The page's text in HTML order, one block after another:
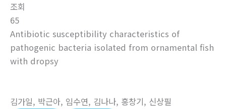
조회
65
Antibiotic susceptibility characteristics of
pathogenic bacteria isolated from ornamental fish
with dropsy
김가일, 박근아, 임수연, 김나나, 홍창기, 신상필